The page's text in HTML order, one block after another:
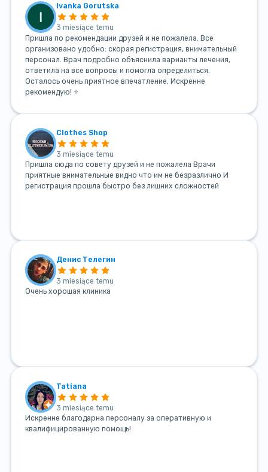
Ivanka Gorutska
3 miesiące temu
Пришла по рекомендации друзей и не пожалела. Все
организовано удобно: скорая регистрация, внимательный
персонал. Врач подробно объяснила варианты лечения,
ответила на все вопросы и помогла определиться.
Осталось очень приятное впечатление. Искренне
рекомендую! ⭐
Clothes Shop
3 miesiące temu
Пришла сюда по совету друзей и не пожалела Врачи
приятные внимательные видно что им не безразлично И
регистрация прошла быстро без лишних сложностей
Денис Телегин
3 miesiące temu
Очень хорошая клиника
Tatiana
3 miesiące temu
Искренне благодарна персоналу за оперативную и
квалифицированную помощь!